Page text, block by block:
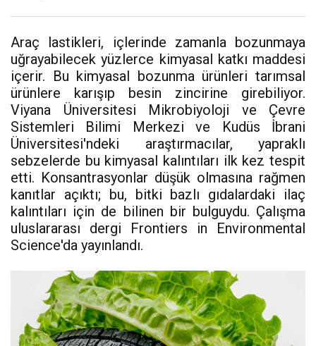
Araç lastikleri, içlerinde zamanla bozunmaya
uğrayabilecek yüzlerce kimyasal katkı maddesi
içerir. Bu kimyasal bozunma ürünleri tarımsal
ürünlere karışıp besin zincirine girebiliyor.
Viyana Üniversitesi Mikrobiyoloji ve Çevre
Sistemleri Bilimi Merkezi ve Kudüs İbrani
Üniversitesi'ndeki araştırmacılar, yapraklı
sebzelerde bu kimyasal kalıntıları ilk kez tespit
etti. Konsantrasyonlar düşük olmasına rağmen
kanıtlar açıktı; bu, bitki bazlı gıdalardaki ilaç
kalıntıları için de bilinen bir bulguydu. Çalışma
uluslararası dergi Frontiers in Environmental
Science'da yayınlandı.